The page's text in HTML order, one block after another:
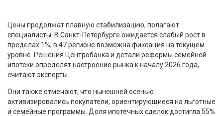
Цены продолжат плавную стабилизацию, полагают
специалисты. В Санкт-Петербурге ожидается слабый рост в
пределах 1%, в 47 регионе возможна фиксация на текущем
уровне. Решения Центробанка и детали реформы семейной
ипотеки определят настроение рынка к началу 2026 года,
считают эксперты.
Они также отмечают, что нынешней осенью
активизировались покупатели, ориентирующиеся на льготные
и семейные программы. Доля ипотечных сделок достигла 55%